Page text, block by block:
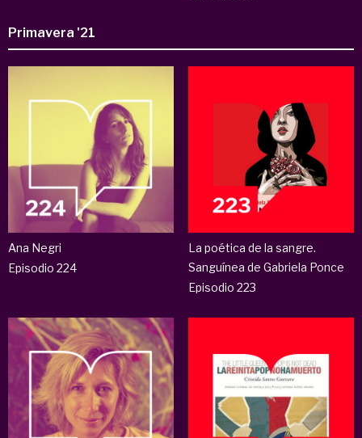
Primavera '21
Ana Negri
Episodio 224
La poética de la sangre.
Sanguínea de Gabriela Ponce
Episodio 223